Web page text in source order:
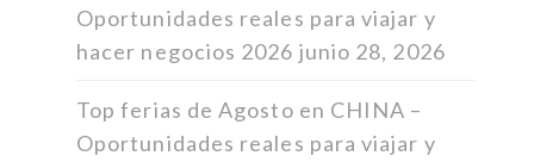
Oportunidades reales para viajar y
hacer negocios 2026 junio 28, 2026
Top ferias de Agosto en CHINA –
Oportunidades reales para viajar y